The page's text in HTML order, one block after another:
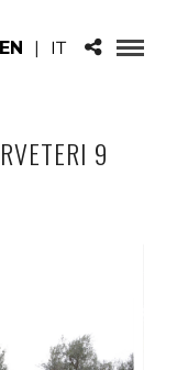
EN | IT
9